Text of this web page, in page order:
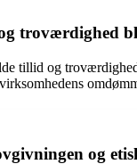
troværdighed
tillid og
og